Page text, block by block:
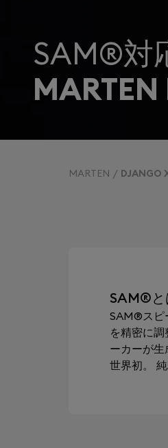
SAM®対
MARTEN DJANGO
SAM®と
SAM®スピ
を精密に
ーカーが生
世界初。